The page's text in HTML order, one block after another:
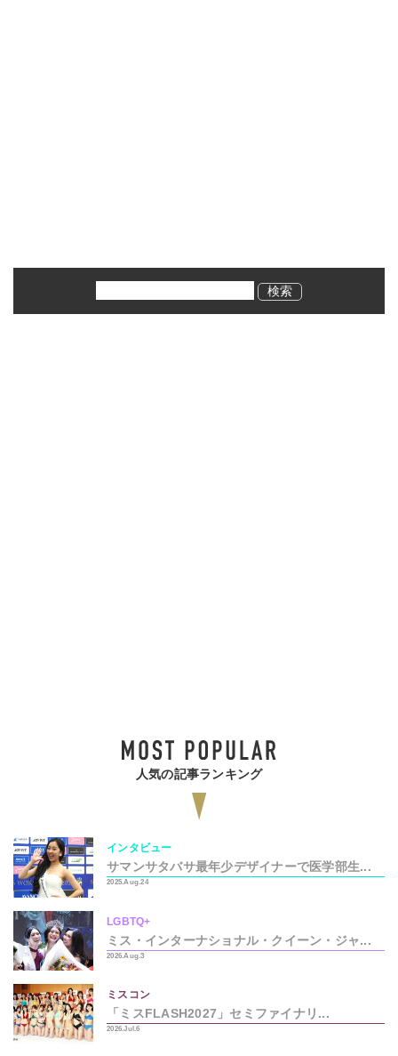
人気の記事ランキング
インタビュー
サマンサタバサ最年少デザイナーで医学部生...
2025.Aug.24
LGBTQ+
ミス・インターナショナル・クイーン・ジャ...
2026.Aug.3
ミスコン
「ミスFLASH2027」セミファイナリ...
2026.Jul.6